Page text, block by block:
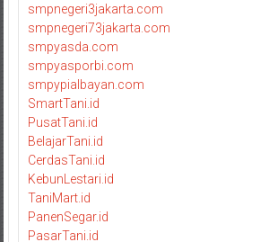
smpnegeri3jakarta.com
smpnegeri73jakarta.com
smpyasda.com
smpyasporbi.com
smpypialbayan.com
SmartTani.id
PusatTani.id
BelajarTani.id
CerdasTani.id
KebunLestari.id
TaniMart.id
PanenSegar.id
PasarTani.id